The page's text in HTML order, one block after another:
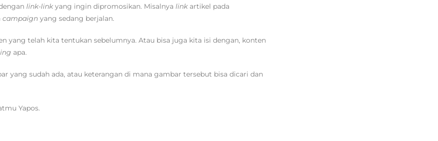
link-linkyang ingin dipromosikan. Misalnya linkartikel pada
campaign yang sedang berjalan.
yang telah kita tentukan sebelumnya. Atau bisa juga kita isi dengan, konten
apa.
yang sudah ada, atau keterangan di mana gambar tersebut bisa dicari dan
Yapos.